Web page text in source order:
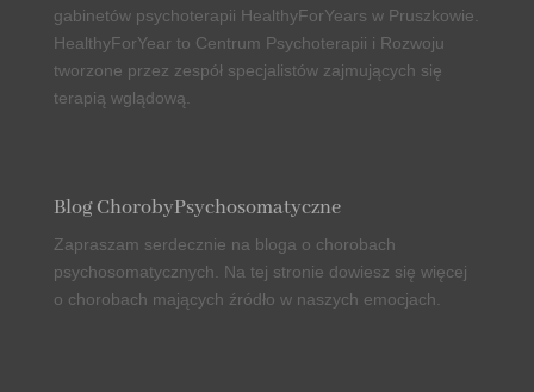
gabinetów psychoterapii HealthyForYears w Pruszkowie.
HealthyForYear to Centrum Psychoterapii i Rozwoju
tworzone przez zespół specjalistów zajmujących się
terapią wglądową.
Blog ChorobyPsychosomatyczne
Zapraszam serdecznie na bloga o chorobach
psychosomatycznych . Na tej stronie dowiesz się więcej
o chorobach mających źródło w naszych emocjach.